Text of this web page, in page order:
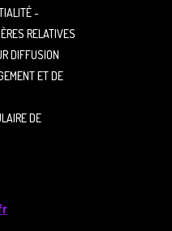
-
RELATIVES
DIFFUSION
ET DE
DE